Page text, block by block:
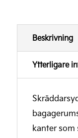
Beskrivning
Ytterligare
kanter